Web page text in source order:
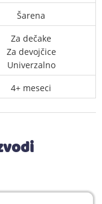
Šarena
Za dečake
Za devojčice
Univerzalno
4+ meseci